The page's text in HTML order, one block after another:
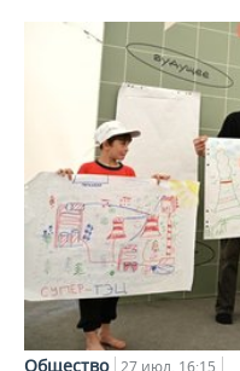
Общество 27 июл, 16:15